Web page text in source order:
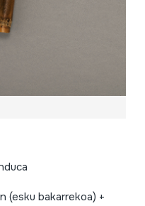
(esku bakarrekoa) +